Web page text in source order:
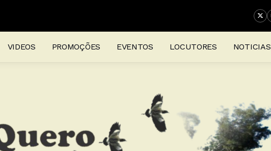
VIDEOS PROMOÇÕES EVENTOS LOCUTORES NOTICIAS